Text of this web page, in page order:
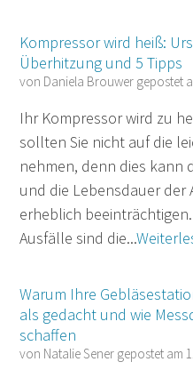
Kompressor wird heiß:
Überhitzung und 5 Tipps
von Daniela Brouwer gepostet
Ihr Kompressor wird zu
sollten Sie nicht auf die
nehmen, denn dies kann
und die Lebensdauer der
erheblich
Ausfälle sind die...
Warum Ihre
als gedacht und wie
schaffen
von Natalie Sener gepostet am